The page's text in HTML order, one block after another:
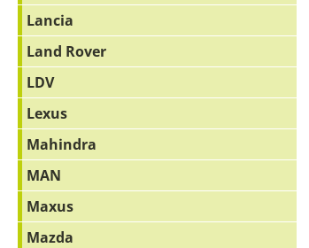
Lancia
Land Rover
LDV
Lexus
Mahindra
MAN
Maxus
Mazda